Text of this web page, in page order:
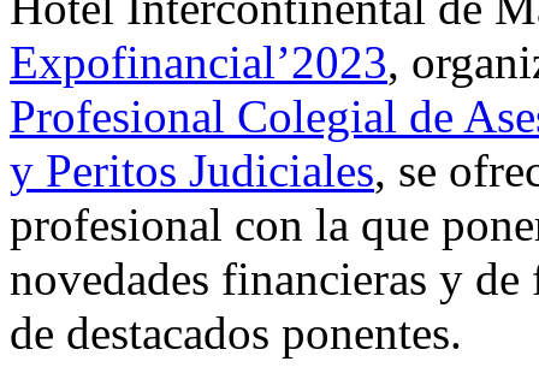
Expofinancial’2023,
Profesional Colegial de
y Peritos Judiciales, se
profesional con la que
novedades financieras y
de destacados ponentes.